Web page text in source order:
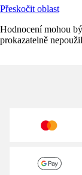
Přeskočit oblast
Hodnocení mohou
prokazatelně